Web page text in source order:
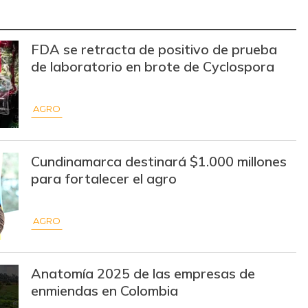
$ 3.494,15 +$ 24,94 +0,72%
$ 3.162,00 -$ 16,83 -0,53%
$ 3.636,56
$ 2.415,00 +$ 20,00 +0,84%
$ 5.155,29 -$ 97,71
FDA se retracta de positivo de prueba
de laboratorio en brote de Cyclospora
AGRO
Cundinamarca destinará $1.000 millones
para fortalecer el agro
AGRO
Anatomía 2025 de las empresas de
enmiendas en Colombia